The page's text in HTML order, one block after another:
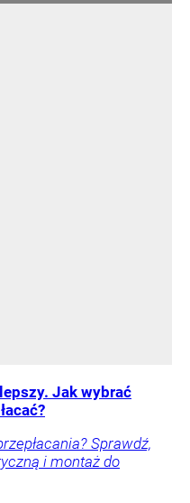
Jak wybrać
Sprawdź,
i montaż do